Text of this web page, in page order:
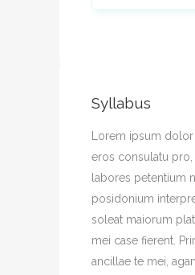
Syllabus
Lorem ipsum
eros consulatu
labores petentium
posidonium
soleat maiorum
mei case fierent.
ancillae te mei,